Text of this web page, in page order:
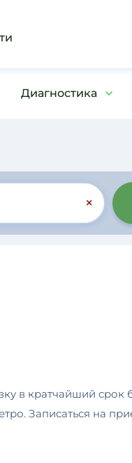
Диагностика
×
в кратчайший срок
Записаться на